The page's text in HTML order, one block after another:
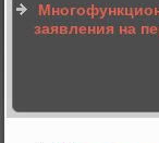
заявления на